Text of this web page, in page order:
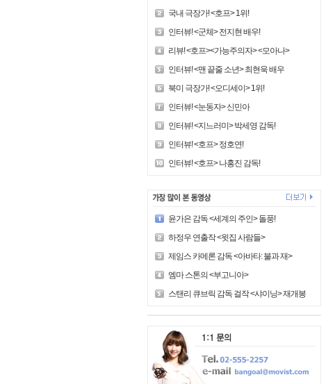
국내 극장가! <호프> 1위!
인터뷰! <군체> 전지현 배우!
리뷰! <호프><가능주의자> <모아나>
인터뷰! <맨 끝줄 소년> 최현욱 배우
북미 극장가! <오디세이> 1위!
인터뷰! <눈동자> 신민아
인터뷰! <지느러미> 박세영 감독!
인터뷰! <호프> 정호연!
인터뷰! <호프> 나홍진 감독!
윤가은 감독 <세계의 주인> 돌풍!
하정우 연출작 <윗집 사람들>
제임스 카메론 감독 <아바타: 불과 재>
엠마 스톤의 <부고니아>
스탠리 큐브릭 감독 걸작 <샤이닝> 재개봉!